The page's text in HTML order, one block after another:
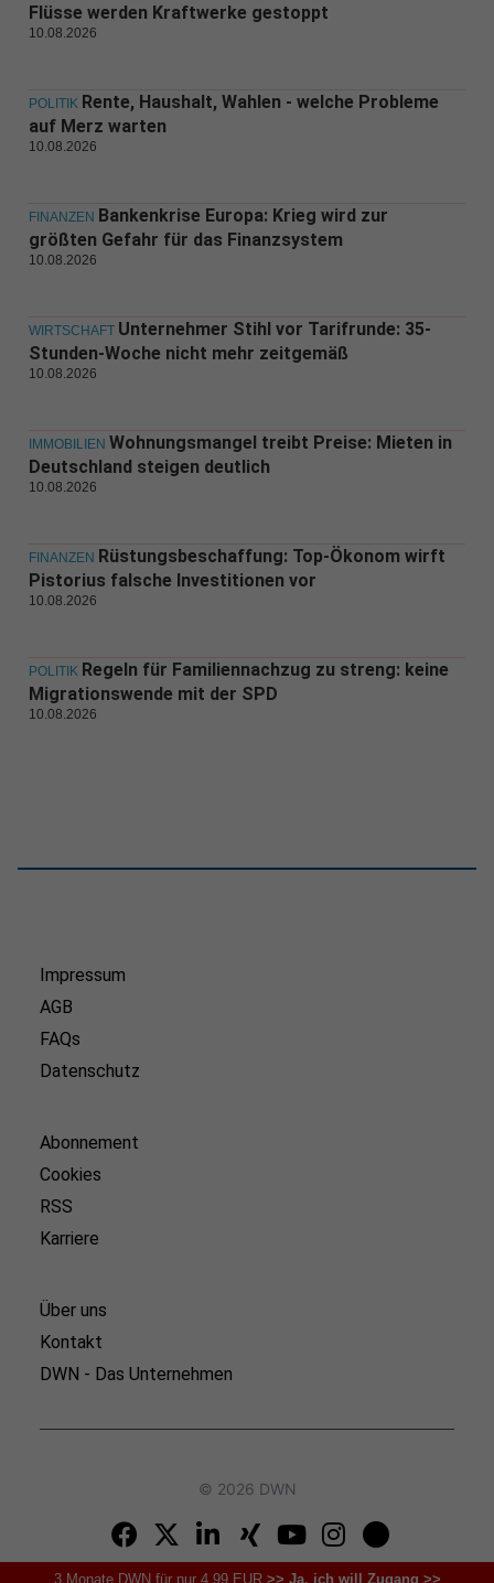
Flüsse werden Kraftwerke gestoppt
10.08.2026
POLITIK Rente, Haushalt, Wahlen - welche Probleme
auf Merz warten
10.08.2026
FINANZEN Bankenkrise Europa: Krieg wird zur
größten Gefahr für das Finanzsystem
10.08.2026
WIRTSCHAFT Unternehmer Stihl vor Tarifrunde: 35-
Stunden-Woche nicht mehr zeitgemäß
10.08.2026
IMMOBILIEN Wohnungsmangel treibt Preise: Mieten in
Deutschland steigen deutlich
10.08.2026
FINANZEN Rüstungsbeschaffung: Top-Ökonom wirft
Pistorius falsche Investitionen vor
10.08.2026
POLITIK Regeln für Familiennachzug zu streng: keine
Migrationswende mit der SPD
10.08.2026
Impressum
AGB
FAQs
Datenschutz
Abonnement
Cookies
RSS
Karriere
Über uns
Kontakt
DWN - Das Unternehmen
© 2026 DWN
3 Monate DWN für nur 4,99 EUR>> Ja, ich will Zugang >>